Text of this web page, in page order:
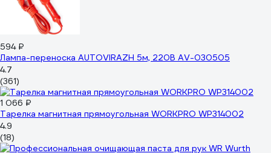
594 ₽
Лампа-переноска AUTOVIRAZH 5м, 220В AV-030505
4.7
(361)
1 066 ₽
Тарелка магнитная прямоугольная WORKPRO WP314002
4.9
(18)